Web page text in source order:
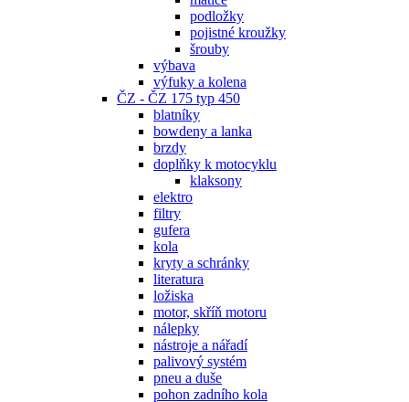
podložky
pojistné kroužky
šrouby
výbava
výfuky a kolena
ČZ - ČZ 175 typ 450
blatníky
bowdeny a lanka
brzdy
doplňky k motocyklu
klaksony
elektro
filtry
gufera
kola
kryty a schránky
literatura
ložiska
motor, skříň motoru
nálepky
nástroje a nářadí
palivový systém
pneu a duše
pohon zadního kola